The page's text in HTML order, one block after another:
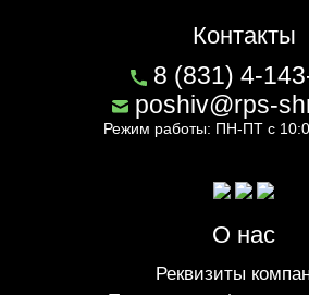
Контакты
8 (831) 4-
poshiv@rps-
Режим работы: ПН-ПТ с
О нас
Реквизиты